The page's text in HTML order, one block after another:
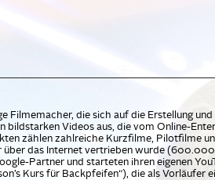
Filmemacher, die sich auf die Erstellung
bildstarken Videos aus, die vom Online-
zählen zahlreiche Kurzfilme, Pilotfilme
über das Internet vertrieben wurde
Partner und starteten ihren eigenen
Kurs für Backpfeifen“), die als